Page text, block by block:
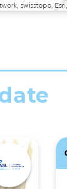
swisstopo,